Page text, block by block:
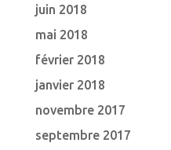
juin 2018
mai 2018
février 2018
janvier 2018
novembre 2017
septembre 2017